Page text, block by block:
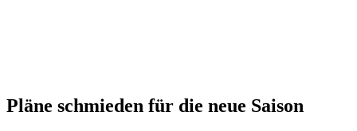
Pläne schmieden für die neue Saison